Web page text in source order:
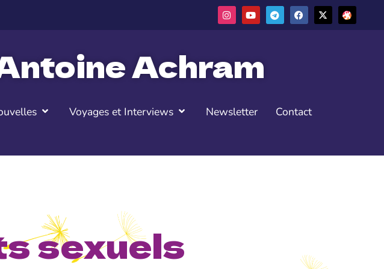
Achram
Voyages et Interviews Newsletter Contact
sexuels